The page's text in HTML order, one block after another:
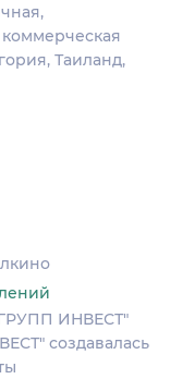
Таиланд,
ИНВЕСТ"
создавалась